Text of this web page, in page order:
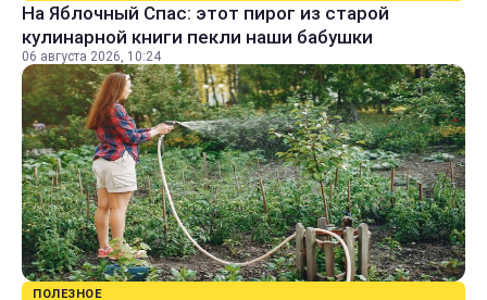
На Яблочный Спас: этот пирог из старой
кулинарной книги пекли наши бабушки
06 августа 2026, 10:24
ПОЛЕЗНОЕ